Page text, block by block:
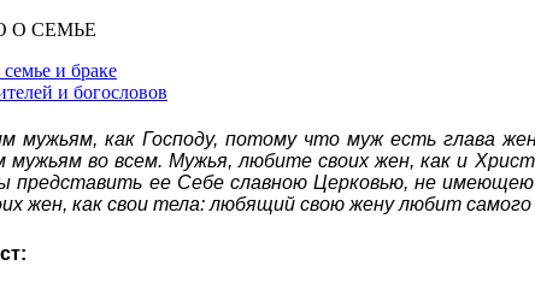
О СЕМЬЕ
и браке
и богословов
мужьям, как Господу, потому что муж есть глава
во всем. Мужья, любите своих жен, как и
представить ее Себе славною Церковью, не
жен, как свои тела: любящий свою жену любит